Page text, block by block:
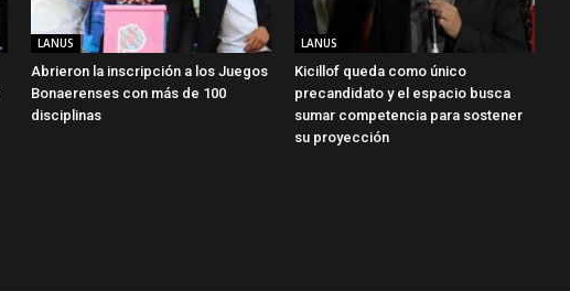
LANUS
Abrieron la inscripción a los Juegos
Bonaerenses con más de 100
disciplinas
LANUS
Kicillof queda como único
precandidato y el espacio busca
sumar competencia para sostener
su proyección